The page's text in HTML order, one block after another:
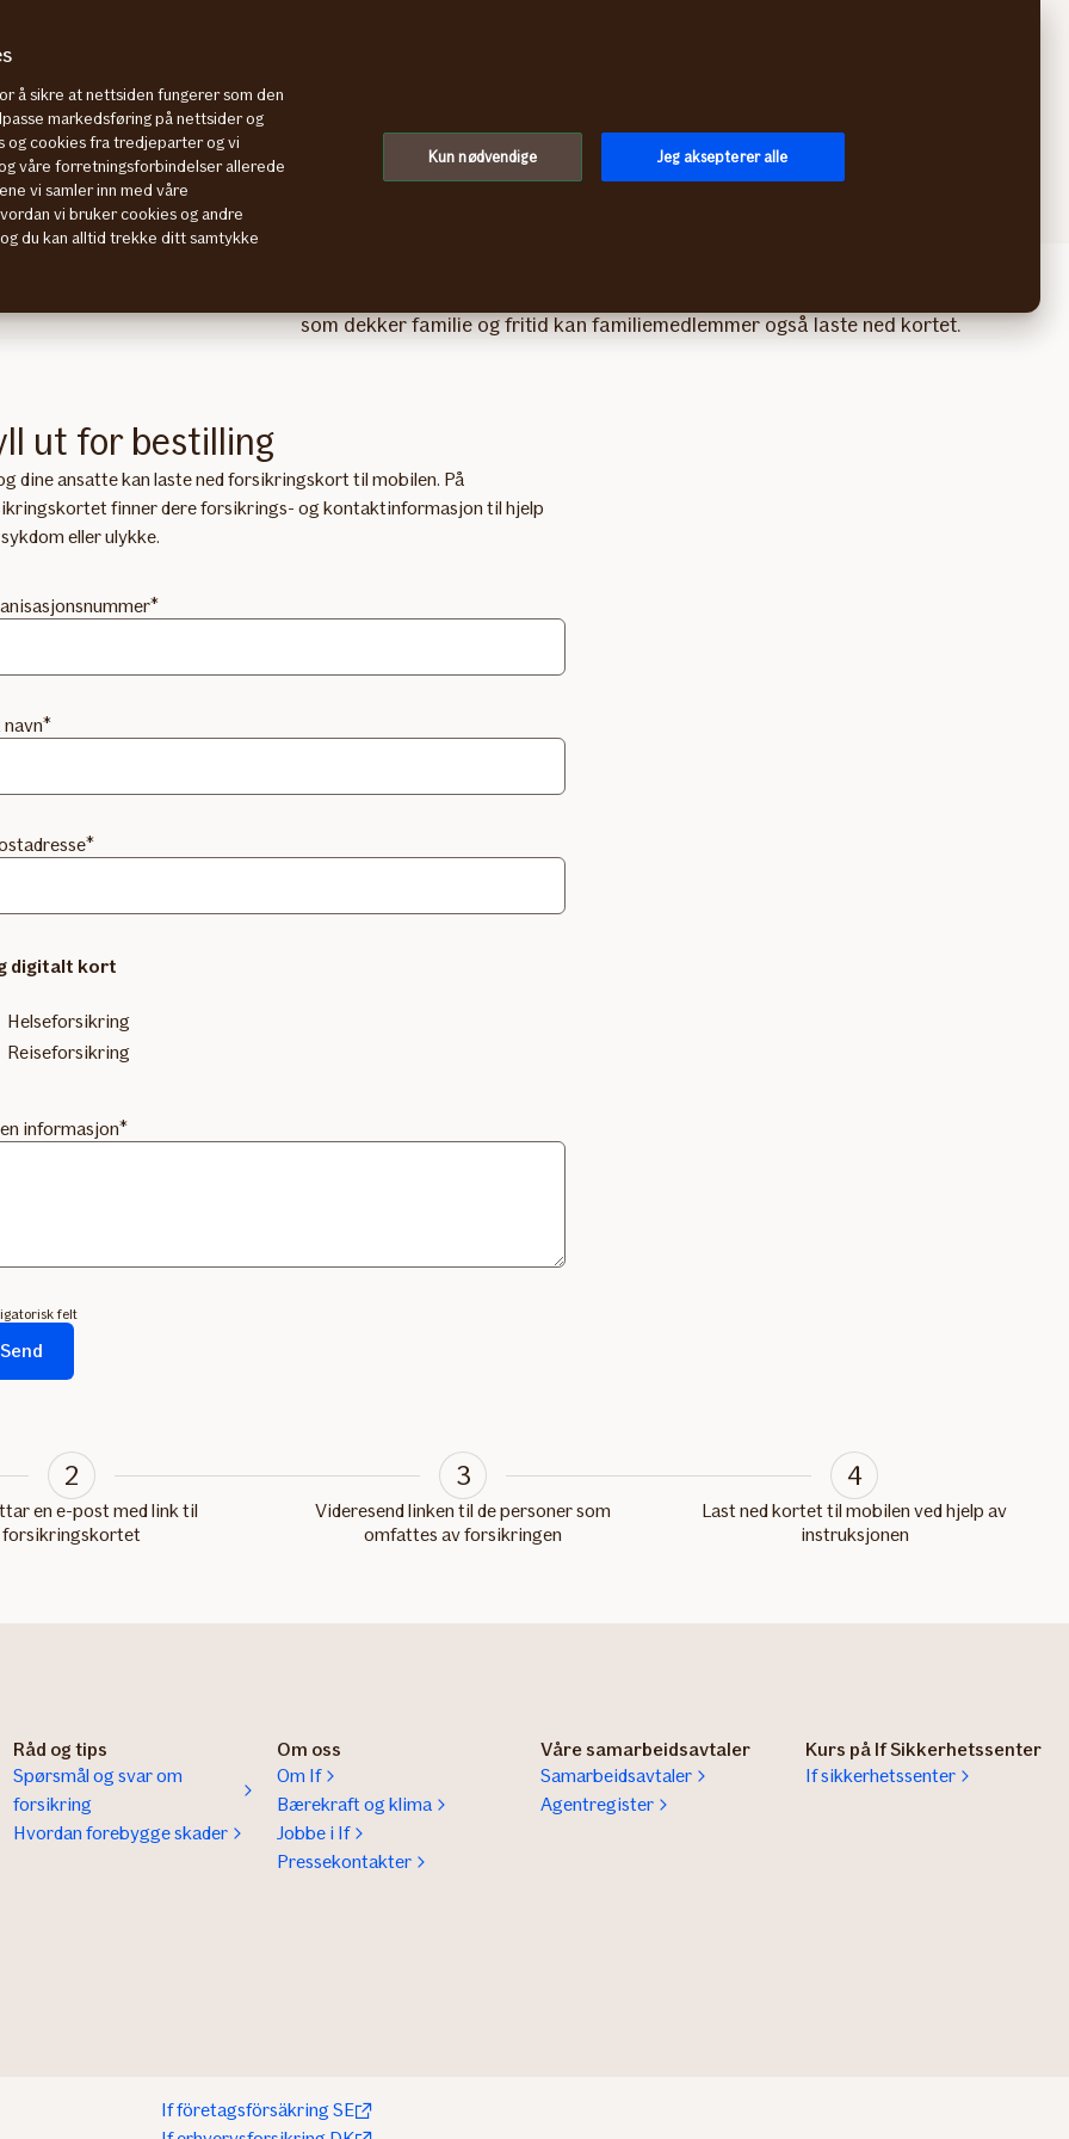
til mobilen
som dekker familie og fritid kan familiemedlemmer også laste ned kortet.
ut for bestilling
dine ansatte kan laste ned forsikringskort til mobilen. På
finner dere forsikrings- og kontaktinformasjon til hjelp
eller ulykke.
digitalt kort
Helseforsikring
Reiseforsikring
informasjon
felt
Send
2
en e-post med link til
forsikringskortet
3
Videresend linken til de personer som
omfattes av forsikringen
4
Last ned kortet til mobilen ved hjelp av
instruksjonen
Råd og tips
Spørsmål og svar om
forsikring
Hvordan forebygge skader
Om oss
Om If
Bærekraft og klima
Jobbe i If
Pressekontakter
Våre samarbeidsavtaler
Samarbeidsavtaler
Agentregister
Kurs på If Sikkerhetssenter
If sikkerhetssenter
If företagsförsäkring SE
å sikre at nettsiden fungerer som den
markedsføring på nettsider og
og cookies fra tredjeparter og vi
våre forretningsforbindelser allerede
vi samler inn med våre
vi bruker cookies og andre
du kan alltid trekke ditt samtykke
Kun nødvendige Jeg aksepterer alle